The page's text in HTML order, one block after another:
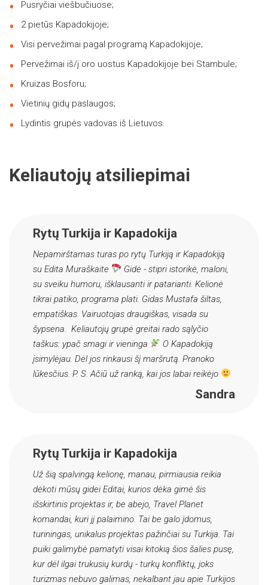
Pusryčiai viešbučiuose;
2 pietūs Kapadokijoje;
Visi pervežimai pagal programą Kapadokijoje;
Pervežimai iš/į oro uostus Kapadokijoje bei Stambule;
Kruizas Bosforu;
Vietinių gidų paslaugos;
Lydintis grupės vadovas iš Lietuvos.
Keliautojų atsiliepimai
Rytų Turkija ir Kapadokija
Nepamirštamas turas po rytų Turkiją ir Kapadokiją
su Edita Muraškaite
Gidė - stipri istorikė, maloni,
su sveiku humoru, išklausanti ir patarianti. Kelionė
tikrai patiko, programa plati. Gidas Mustafa šiltas,
empatiškas. Vairuotojas draugiškas, visada su
šypsena. Keliautojų grupė greitai rado sąlyčio
taškus: ypač smagi ir vieninga
O Kapadokiją
įsimylėjau. Dėl jos rinkausi šį maršrutą. Pranoko
lūkesčius. P. S. Ačiū už ranką, kai jos labai reikėjo
Sandra
Rytų Turkija ir Kapadokija
Už šią spalvingą kelionę, manau, pirmiausia reikia
dėkoti mūsų gidei Editai, kurios dėka gimė šis
išskirtinis projektas ir, be abejo, Travel Planet
komandai, kuri jį palaimino. Tai be galo įdomus,
turiningas, unikalus projektas pažinčiai su Turkija. Tai
puiki galimybė pamatyti visai kitokią šios šalies pusę,
kur dėl ilgai trukusių kurdų - turkų konfliktų, joks
turizmas nebuvo galimas, nekalbant jau apie Turkijos